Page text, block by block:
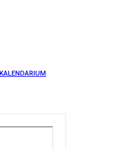
KALENDARIUM